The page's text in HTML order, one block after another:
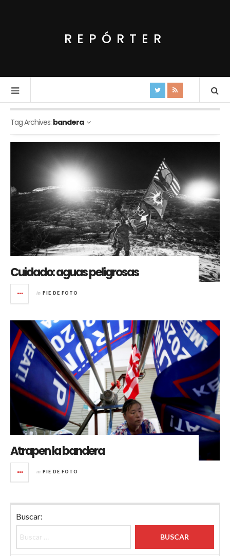
REPÓRTER
Tag Archives: bandera
Cuidado: aguas peligrosas
in PIE DE FOTO
Atrapen la bandera
in PIE DE FOTO
Buscar: